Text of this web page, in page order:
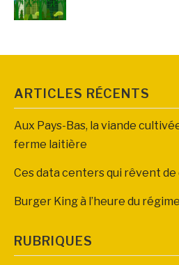
ARTICLES RÉCENTS
Aux Pays-Bas, la viande
ferme laitière
Ces data centers qui rêvent de
Burger King à l’heure du
RUBRIQUES